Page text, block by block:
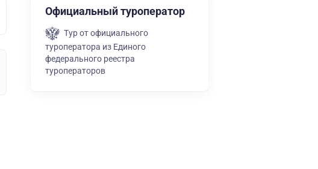
Официальный туроператор
Тур от официального
туроператора из Единого
федерального реестра
туроператоров